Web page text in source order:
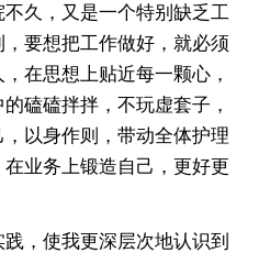
久，又是一个特别缺乏工
要想把工作做好，就必须
在思想上贴近每一颗心，
磕磕拌拌，不玩虚套子，
以身作则，带动全体护理
业务上锻造自己，更好更
，使我更深层次地认识到